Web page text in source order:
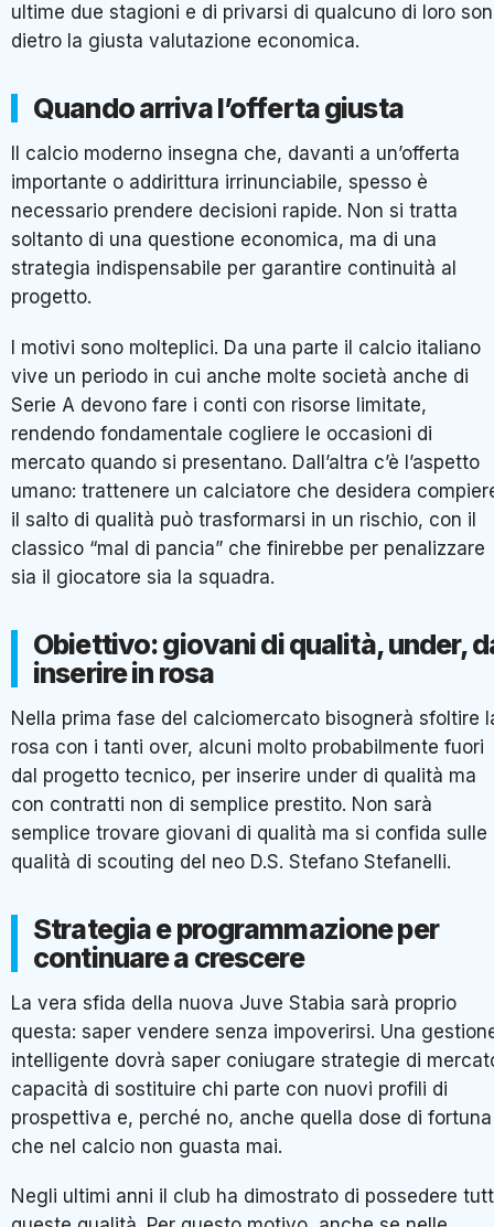
ultime due stagioni e di privarsi di qualcuno di loro
dietro la giusta valutazione economica.
Quando arriva l’offerta giusta
Il calcio moderno insegna che, davanti a un’offerta
importante o addirittura irrinunciabile, spesso è
necessario prendere decisioni rapide. Non si tratta
soltanto di una questione economica, ma di una
strategia indispensabile per garantire continuità al
progetto.
I motivi sono molteplici. Da una parte il calcio italiano
vive un periodo in cui anche molte società anche di
Serie A devono fare i conti con risorse limitate,
rendendo fondamentale cogliere le occasioni di
mercato quando si presentano. Dall’altra c’è l’aspetto
umano: trattenere un calciatore che desidera
il salto di qualità può trasformarsi in un rischio, con il
classico “mal di pancia” che finirebbe per penalizzare
sia il giocatore sia la squadra.
Obiettivo: giovani di qualità, under,
inserire in rosa
Nella prima fase del calciomercato bisognerà sfoltire
rosa con i tanti over, alcuni molto probabilmente fuori
dal progetto tecnico, per inserire under di qualità ma
con contratti non di semplice prestito. Non sarà
semplice trovare giovani di qualità ma si confida sulle
qualità di scouting del neo D.S. Stefano Stefanelli.
Strategia e programmazione per
continuare a crescere
La vera sfida della nuova Juve Stabia sarà proprio
questa: saper vendere senza impoverirsi. Una
intelligente dovrà saper coniugare strategie di
capacità di sostituire chi parte con nuovi profili di
prospettiva e, perché no, anche quella dose di fortuna
che nel calcio non guasta mai.
Negli ultimi anni il club ha dimostrato di possedere